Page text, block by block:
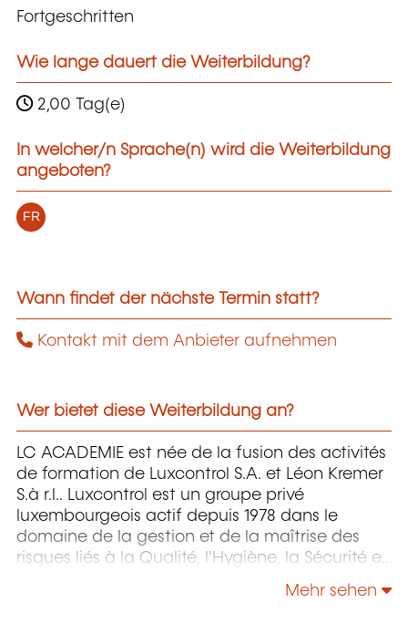
Fortgeschritten
Wie lange dauert die Weiterbildung?
2,00 Tag(e)
In welcher/n Sprache(n) wird die Weiterbildung
angeboten?
FR
Wann findet der nächste Termin statt?
Kontakt mit dem Anbieter aufnehmen
Wer bietet diese Weiterbildung an?
LC ACADEMIE est née de la fusion des activités
de formation de Luxcontrol S.A. et Léon Kremer
S.à r.l.. Luxcontrol est un groupe privé
luxembourgeois actif depuis 1978 dans le
domaine de la gestion et de la maîtrise des
risques liés à la Qualité, l'Hygiène, la Sécurité et
Mehr sehen